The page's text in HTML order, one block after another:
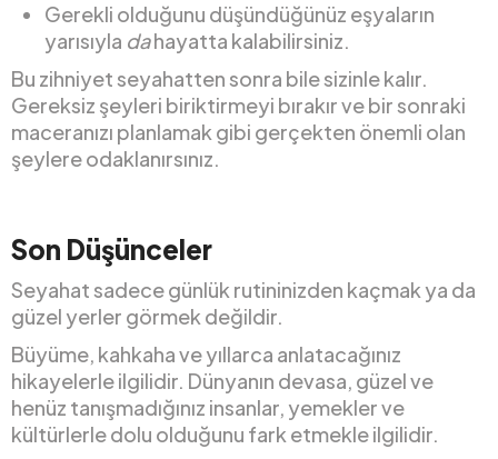
Gerekli olduğunu düşündüğünüz eşyaların
yarısıyla dahayatta kalabilirsiniz.
Bu zihniyet seyahatten sonra bile sizinle kalır.
Gereksiz şeyleri biriktirmeyi bırakır ve bir sonraki
maceranızı planlamak gibi gerçekten önemli olan
şeylere odaklanırsınız.
Son Düşünceler
Seyahat sadece günlük rutininizden kaçmak ya da
güzel yerler görmek değildir.
Büyüme, kahkaha ve yıllarca anlatacağınız
hikayelerle ilgilidir. Dünyanın devasa, güzel ve
henüz tanışmadığınız insanlar, yemekler ve
kültürlerle dolu olduğunu fark etmekle ilgilidir.